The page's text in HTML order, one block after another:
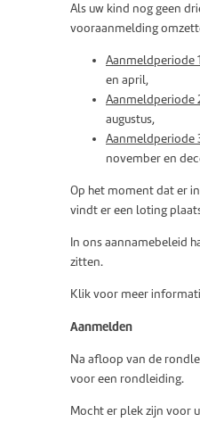
Als uw kind nog geen
vooraanmelding
Aanmeldperiode 1
en april,
Aanmeldperiode
augustus,
Aanmeldperiode
november en
Op het moment dat er
vindt er een loting
In ons aannamebeleid
zitten.
Klik voor meer
Aanmelden
Na afloop van de
voor een rondleiding.
Mocht er plek zijn voor